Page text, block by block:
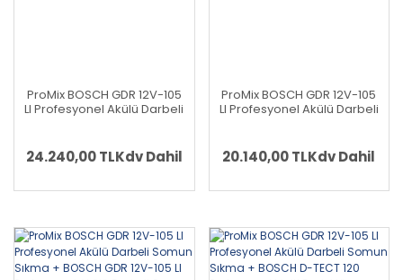
ProMix BOSCH GDR 12V-105
LI Profesyonel Akülü Darbeli
Volt Akülü Raspalama
Makinesi (Kömürsüz)
24.240,00 TLKdv Dahil
ProMix BOSCH GDR 12V-105
LI Profesyonel Akülü Darbeli
Akülü Daire Testere
20.140,00 TLKdv Dahil